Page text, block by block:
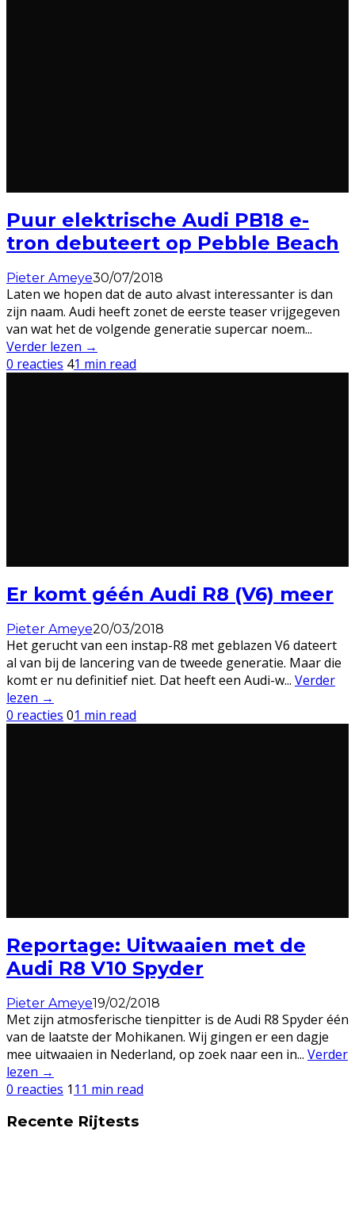
Puur elektrische Audi PB18 e-
tron debuteert op Pebble Beach
Pieter Ameye30/07/2018
Laten we hopen dat de auto alvast interessanter is dan
zijn naam. Audi heeft zonet de eerste teaser vrijgegeven
van wat het de volgende generatie supercar noem...
Verder lezen →
0 reacties 41 min read
Er komt géén Audi R8 (V6) meer
Pieter Ameye20/03/2018
Het gerucht van een instap-R8 met geblazen V6 dateert
al van bij de lancering van de tweede generatie. Maar die
komt er nu definitief niet. Dat heeft een Audi-w... Verder
lezen →
0 reacties 01 min read
Reportage: Uitwaaien met de
Audi R8 V10 Spyder
Pieter Ameye19/02/2018
Met zijn atmosferische tienpitter is de Audi R8 Spyder één
van de laatste der Mohikanen. Wij gingen er een dagje
mee uitwaaien in Nederland, op zoek naar een in... Verder
lezen →
0 reacties 1 11 min read
Recente Rijtests